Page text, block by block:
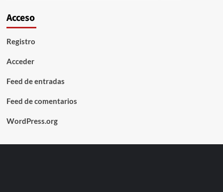
Acceso
Registro
Acceder
Feed de entradas
Feed de comentarios
WordPress.org